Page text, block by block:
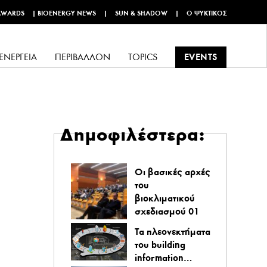
| BIOENERGY NEWS | SUN & SHADOW | Ο ΨΥΚΤΙΚΌΣ
ΕΝΈΡΓΕΙΑ ΠΕΡΙΒΆΛΛΟΝ TOPICS EVENTS
Δημοφιλέστερα:
Οι βασικές αρχές
του
βιοκλιματικού
σχεδιασμού 01
Τα πλεονεκτήματα
του building
information…